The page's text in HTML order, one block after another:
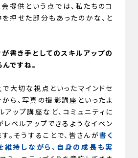
提供という点では、私たちのコ
押せた部分もあったのかな、と
書き手としてのスキルアップの
ですね。
で大切な視点といったマインドセ
ら、写真の撮影講座といったよ
ップ講座など、コミュニティに
ベルアップできるようなイベン
。そうすることで、皆さんが書く
維持しながら、自身の成長も実